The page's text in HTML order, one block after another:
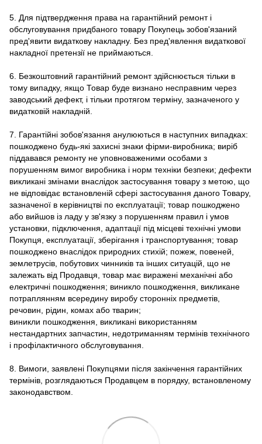
5. Для підтвердження права на гарантійний ремонт і
обслуговування придбаного товару Покупець зобов'язаний
пред'явити видаткову накладну. Без пред'явлення видаткової
накладної претензії не приймаються.
6. Безкоштовний гарантійний ремонт здійснюється тільки в
тому випадку, якщо Товар буде визнано несправним через
заводський дефект, і тільки протягом терміну, зазначеного у
видатковій накладній.
7. Гарантійні зобов'язання анулюються в наступних випадках:
пошкоджено будь-які захисні знаки фірми-виробника; виріб
піддавався ремонту не уповноваженими особами з
порушенням вимог виробника і норм техніки безпеки; дефекти
викликані змінами внаслідок застосування товару з метою, що
не відповідає встановленій сфері застосування даного Товару,
зазначеної в керівництві по експлуатації; товар пошкоджено
або вийшов із ладу у зв'язку з порушенням правил і умов
установки, підключення, адаптації під місцеві технічні умови
Покупця, експлуатації, зберігання і транспортування; товар
пошкоджено внаслідок природних стихій; пожеж, повеней,
землетрусів, побутових чинників та інших ситуацій, що не
залежать від Продавця, товар має виражені механічні або
електричні пошкодження; виникло пошкодження, викликане
потраплянням всередину виробу сторонніх предметів,
речовин, рідин, комах або тварин;
виникли пошкодження, викликані використанням
нестандартних запчастин, недотриманням термінів технічного
і профілактичного обслуговування.
8. Вимоги, заявлені Покупцями після закінчення гарантійних
термінів, розглядаються Продавцем в порядку, встановленому
законодавством.